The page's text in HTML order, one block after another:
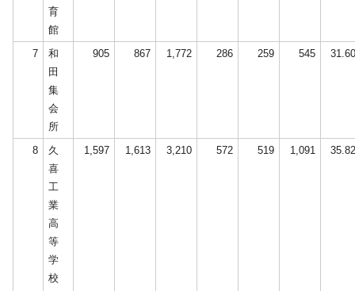
育
館
7
和
田
集
会
所
905 867 1,772 286 259 545 31.60
8
久
喜
工
業
高
等
学
校
1,597 1,613 3,210 572 519 1,091 35.82